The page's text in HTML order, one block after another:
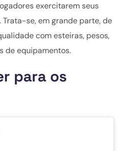
exercitarem seus
se, em grande parte, de
com esteiras, pesos,
de equipamentos.
para os